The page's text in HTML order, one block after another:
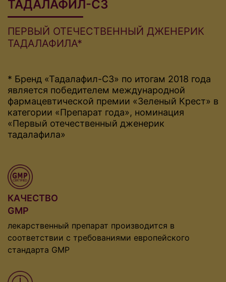
ТАДАЛАФИЛ-СЗ
ПЕРВЫЙ ОТЕЧЕСТВЕННЫЙ ДЖЕНЕРИК
ТАДАЛАФИЛА*
* Бренд «Тадалафил-СЗ» по итогам 2018 года
является победителем международной
фармацевтической премии «Зеленый Крест» в
категории «Препарат года», номинация
«Первый отечественный дженерик
тадалафила»
КАЧЕСТВО
GMP
лекарственный препарат производится в
соответствии с требованиями европейского
стандарта GMP